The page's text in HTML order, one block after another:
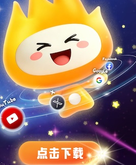
支持[0] 反对[0]
旋风加速器
软件中心
银河加速器
暴雪加速器
海鸥加速器
加速器官网
银河加速器
加速器 速鹰666
银河加速器